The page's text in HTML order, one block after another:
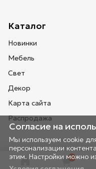
0
Каталог
Новинки
Мебель
Свет
Декор
Карта сайта
Распродажа
Согласие на
Мы используем cookie
персонализации
этим. Настройки можно